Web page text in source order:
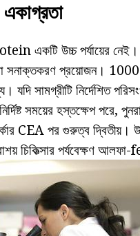
একটি উচ্চ পর্যায়ের
সনাক্তকরণ প্রয়োজন।
সামগ্রীটি নির্দেশিত
সময়ের হস্তক্ষেপ পরে,
CEA পর গুরুত্ব
চিকিত্সার